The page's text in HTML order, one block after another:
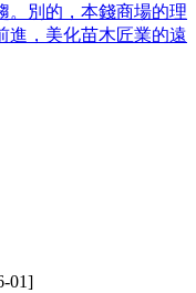
。別的，本錢商場的理
進，美化苗木匠業的遠
01]